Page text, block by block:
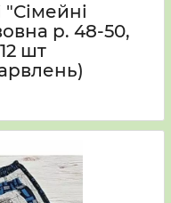
"Сімейні
р. 48-50,
шт